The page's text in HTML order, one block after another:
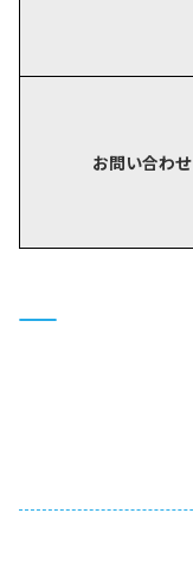
お問い合わせ